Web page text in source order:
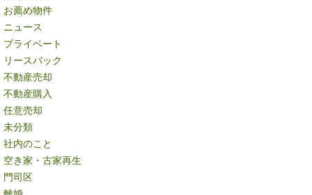
お薦め物件
ニュース
プライベート
リースバック
不動産売却
不動産購入
任意売却
未分類
社内のこと
空き家・古家再生
門司区